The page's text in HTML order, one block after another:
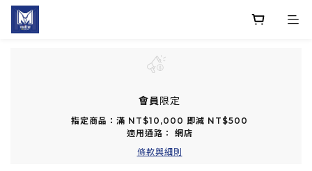
會員限定
指定商品：滿 NT$10,000 即減 NT$500
適用通路： 網店
條款與細則